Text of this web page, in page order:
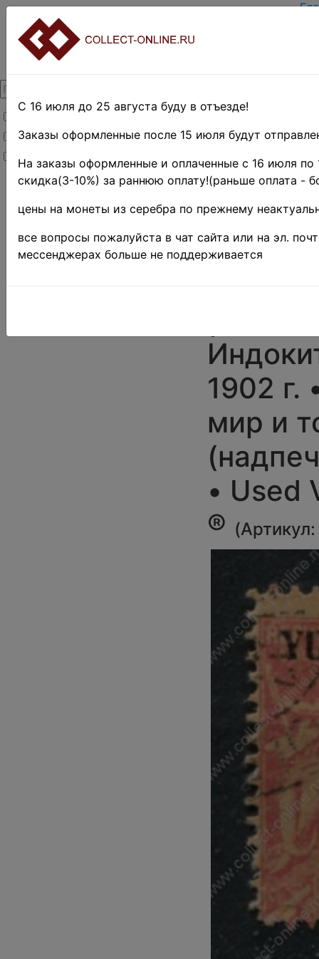
Товары со скидкой
Товары в наличии
Новинки
Главная»
Французские
колонии и
территории
»
1902 г.
мир и
• Used
® (Артикул:
С 16 июля до 25 августа буду в отъезде!
Заказы оформленные после 15 июля будут
На заказы оформленные и оплаченные с 16 июля по
скидка(3-10%) за раннюю оплату!(раньше оплата -
цены на монеты из серебра по прежнему
все вопросы пожалуйста в чат сайта или на эл.
мессенджерах больше не поддерживается